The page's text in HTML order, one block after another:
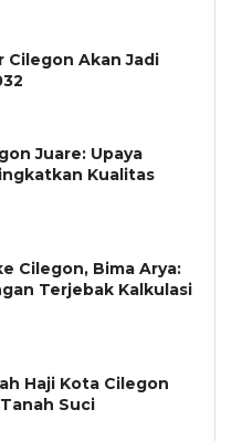
Cilegon Akan Jadi
Juare: Upaya
Kualitas
Cilegon, Bima Arya:
Terjebak Kalkulasi
Haji Kota Cilegon
Suci